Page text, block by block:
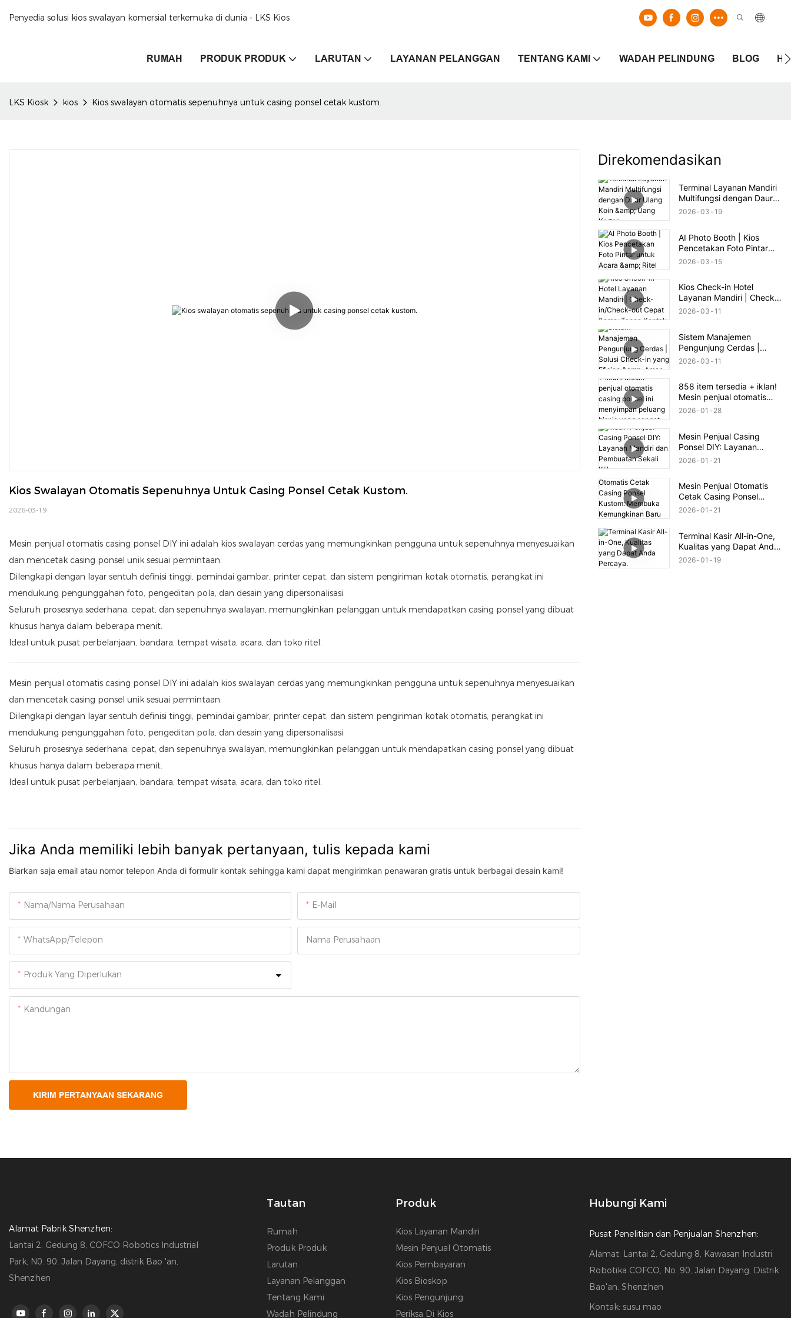
Penyedia solusi kios swalayan komersial terkemuka di dunia - LKS Kios
RUMAH PRODUK PRODUK LARUTAN LAYANAN PELANGGAN TENTANG KAMI WADAH PELINDUNG BLOG
LKS Kiosk kios Kios swalayan otomatis sepenuhnya untuk casing ponsel cetak kustom.
Kios Swalayan Otomatis Sepenuhnya Untuk Casing Ponsel Cetak Kustom.
2026-03-19
Mesin penjual otomatis casing ponsel DIY ini adalah kios swalayan cerdas yang memungkinkan pengguna untuk sepenuhnya menyesuaikan
dan mencetak casing ponsel unik sesuai permintaan.
Dilengkapi dengan layar sentuh definisi tinggi, pemindai gambar, printer cepat, dan sistem pengiriman kotak otomatis, perangkat ini
mendukung pengunggahan foto, pengeditan pola, dan desain yang dipersonalisasi.
Seluruh prosesnya sederhana, cepat, dan sepenuhnya swalayan, memungkinkan pelanggan untuk mendapatkan casing ponsel yang dibuat
khusus hanya dalam beberapa menit.
Ideal untuk pusat perbelanjaan, bandara, tempat wisata, acara, dan toko ritel.
Mesin penjual otomatis casing ponsel DIY ini adalah kios swalayan cerdas yang memungkinkan pengguna untuk sepenuhnya menyesuaikan
dan mencetak casing ponsel unik sesuai permintaan.
Dilengkapi dengan layar sentuh definisi tinggi, pemindai gambar, printer cepat, dan sistem pengiriman kotak otomatis, perangkat ini
mendukung pengunggahan foto, pengeditan pola, dan desain yang dipersonalisasi.
Seluruh prosesnya sederhana, cepat, dan sepenuhnya swalayan, memungkinkan pelanggan untuk mendapatkan casing ponsel yang dibuat
khusus hanya dalam beberapa menit.
Ideal untuk pusat perbelanjaan, bandara, tempat wisata, acara, dan toko ritel.
Jika Anda memiliki lebih banyak pertanyaan, tulis kepada kami
Biarkan saja email atau nomor telepon Anda di formulir kontak sehingga kami dapat mengirimkan penawaran gratis untuk berbagai desain kami!
Nama/Nama Perusahaan E-Mail
WhatsApp/Telepon Nama Perusahaan
Produk Yang Diperlukan
Kandungan
KIRIM PERTANYAAN SEKARANG
Direkomendasikan
Terminal Layanan Mandiri
Multifungsi dengan Daur
Ulang Koin & Uang Kertas
2026 03 19
AI Photo Booth | Kios
Pencetakan Foto Pintar
untuk Acara & Ritel
2026 03 15
Kios Check-in Hotel
Layanan Mandiri | Check-
in/Check-out Cepat &
2026 03 11
Sistem Manajemen
Pengunjung Cerdas |
Solusi Check-in yang
2026 03 11
858 item tersedia + iklan!
Mesin penjual otomatis
casing ponsel ini
2026 01 28
Mesin Penjual Casing
Ponsel DIY: Layanan
Mandiri dan Pembuatan
2026 01 21
Mesin Penjual Otomatis
Cetak Casing Ponsel
Kustom: Membuka
2026 01 21
Terminal Kasir All-in-One,
Kualitas yang Dapat Anda
Percaya.
2026 01 19
Alamat Pabrik Shenzhen:
Lantai 2, Gedung 8, COFCO Robotics Industrial
Park, N0. 90, Jalan Dayang, distrik Bao 'an,
Shenzhen
Tautan
Rumah
Produk Produk
Larutan
Layanan Pelanggan
Tentang Kami
Wadah Pelindung
Produk
Kios Layanan Mandiri
Mesin Penjual Otomatis
Kios Pembayaran
Kios Bioskop
Kios Pengunjung
Periksa Di Kios
Hubungi Kami
Pusat Penelitian dan Penjualan Shenzhen:
Alamat: Lantai 2, Gedung 8, Kawasan Industri
Robotika COFCO, No. 90, Jalan Dayang, Distrik
Bao'an, Shenzhen
Kontak: susu mao